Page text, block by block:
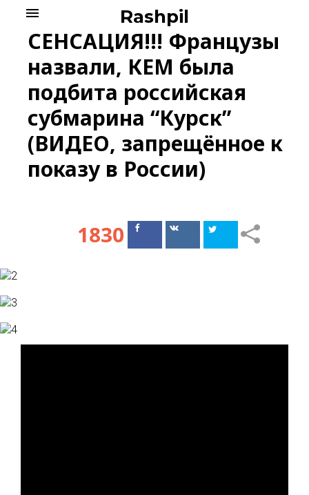
content
Rashpil
menu
СЕНСАЦИЯ!!! Французы
назвали, КЕМ была
подбита российская
субмарина “Курск”
(ВИДЕО, запрещённое к
показу в России)
1830
ПоделитьсяПоделиться